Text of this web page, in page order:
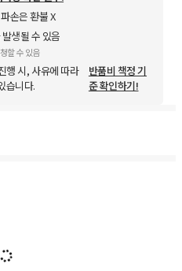
손은 환불 X
생될 수 있음
할 수 있음
행 시, 사유에 따라
습니다.
반품비 책정 기
준 확인하기!